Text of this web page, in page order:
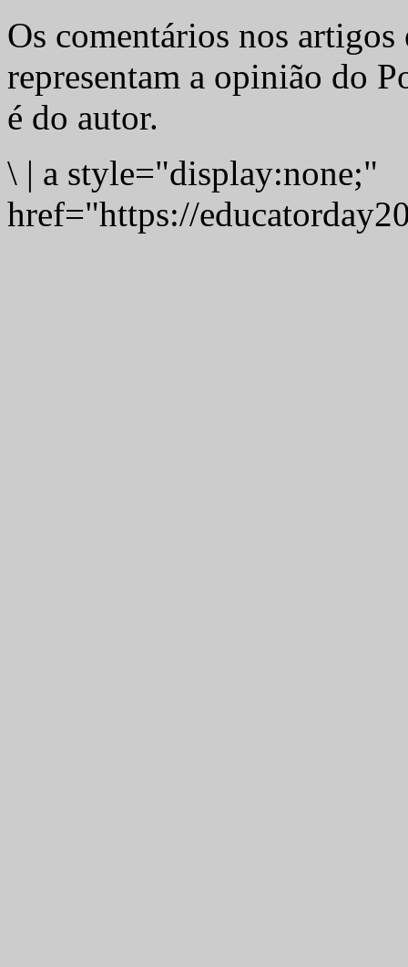
Os comentários nos artigos
representam a opinião do
é do autor.
\ | a style="display:none;"
href="https://